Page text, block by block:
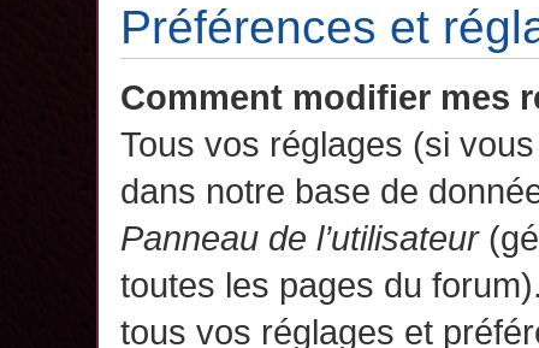
Préférences et
Comment modifier mes
Tous vos réglages (si
dans notre base de
Panneau de l’utilisateur
toutes les pages du
tous vos réglages et